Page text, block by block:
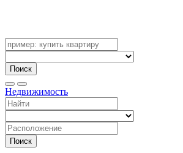
Поиск
Недвижимость
Поиск